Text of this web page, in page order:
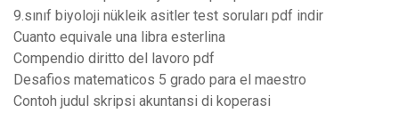
9.sınıf biyoloji nükleik asitler test soruları pdf indir
Cuanto equivale una libra esterlina
Compendio diritto del lavoro pdf
Desafios matematicos 5 grado para el maestro
Contoh judul skripsi akuntansi di koperasi